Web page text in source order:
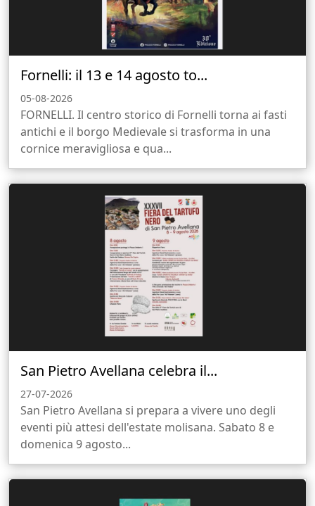
Fornelli: il 13 e 14 agosto to...
05-08-2026
FORNELLI. Il centro storico di Fornelli torna ai fasti
antichi e il borgo Medievale si trasforma in una
cornice meravigliosa e qua...
San Pietro Avellana celebra il...
27-07-2026
San Pietro Avellana si prepara a vivere uno degli
eventi più attesi dell'estate molisana. Sabato 8 e
domenica 9 agosto...